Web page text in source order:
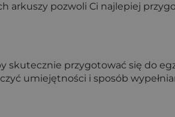
arkuszy pozwoli Ci najlepiej
skutecznie przygotować się do
umiejętności i sposób